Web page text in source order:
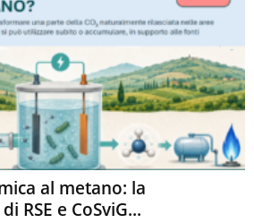
al metano: la
RSE e CoSviG...